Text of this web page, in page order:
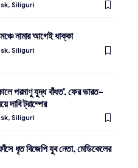
Siliguri
নামার আগেই ধাক্কা
Siliguri
পরমাণু যুদ্ধ বাঁধত’, ফের ভারত-
দাবি ট্রাম্পের
Siliguri
ধৃত বিজেপি যুব নেতা, মেডিকেলের